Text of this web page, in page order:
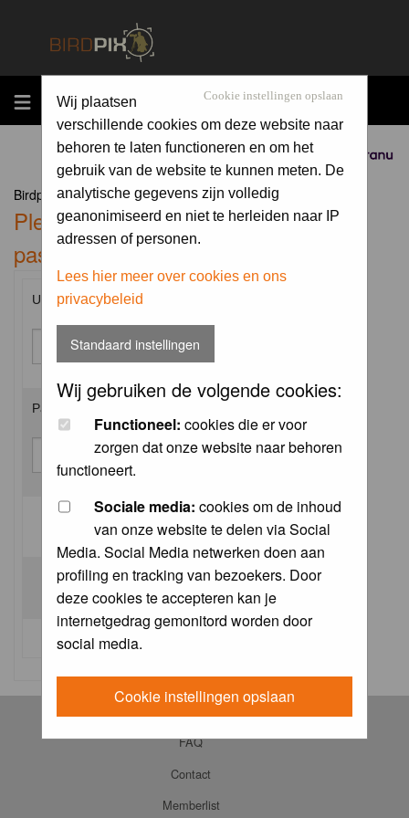
MENU
Sponsored by
Cookie instellingen opslaan
Wij plaatsen
verschillende cookies om deze website naar
behoren te laten functioneren en om het
gebruik van de website te kunnen meten. De
analytische gegevens zijn volledig
geanonimiseerd en niet te herleiden naar IP
adressen of personen.
Lees hier meer over cookies en ons
privacybeleid
Standaard instellingen
Wij gebruiken de volgende cookies:
Functioneel: cookies die er voor
zorgen dat onze website naar behoren
functioneert.
Sociale media: cookies om de inhoud
van onze website te delen via Social
Media. Social Media netwerken doen aan
profiling en tracking van bezoekers. Door
deze cookies te accepteren kan je
internetgedrag gemonitord worden door
social media.
Cookie instellingen opslaan
Birdpix.nl Forum Index
Please enter your username and
password to log in.
Username:
Password:
Log me on automatically each visit:
I forgot my password
FAQ
Contact
Memberlist